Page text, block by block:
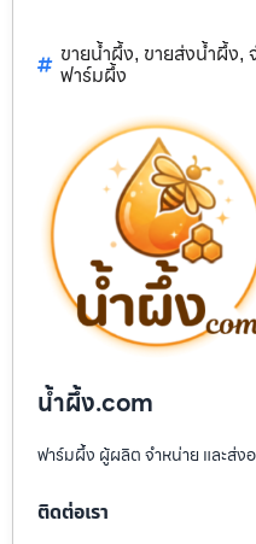
ขายน้ำผึ้ง, ขายส่งน้ำผึ้ง,
ฟาร์มผึ้ง
น้ำผึ้ง.com
ฟาร์มผึ้ง ผู้ผลิต จำหน่าย และส่
ติดต่อเรา